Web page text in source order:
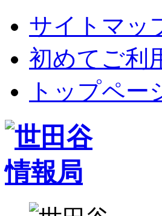
サイトマッ
初めてご利
トップペー